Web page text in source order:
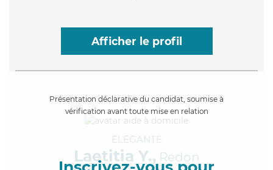
Afficher le profil
Présentation déclarative du candidat, soumise à
vérification avant toute mise en relation
ÉLÉGANTE
Laetitia Y., Redon